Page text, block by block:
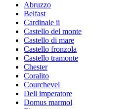
Abruzzo
Belfast
Cardinale ii
Castello del monte
Castello di mare
Castello fronzola
Castello tramonte
Chester
Coralito
Courchevel
Dell imperatore
Domus marmol